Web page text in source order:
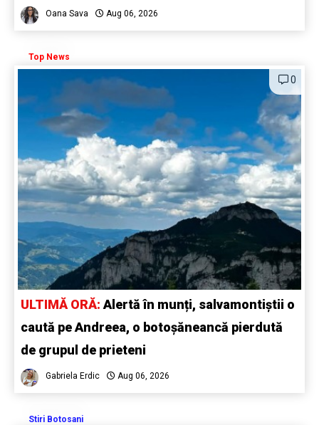
Oana Sava Aug 06, 2026
Top News
0
ULTIMĂ ORĂ: Alertă în munți, salvamontiștii o
caută pe Andreea, o botoșăneancă pierdută
de grupul de prieteni
Gabriela Erdic Aug 06, 2026
Stiri Botosani